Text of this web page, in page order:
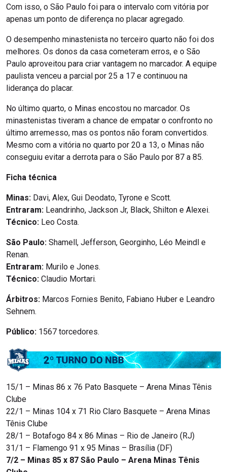
Com isso, o São Paulo foi para o intervalo com vitória por
apenas um ponto de diferença no placar agregado.
O desempenho minastenista no terceiro quarto não foi dos
melhores. Os donos da casa cometeram erros, e o São
Paulo aproveitou para criar vantagem no marcador. A equipe
paulista venceu a parcial por 25 a 17 e continuou na
liderança do placar.
No último quarto, o Minas encostou no marcador. Os
minastenistas tiveram a chance de empatar o confronto no
último arremesso, mas os pontos não foram convertidos.
Mesmo com a vitória no quarto por 20 a 13, o Minas não
conseguiu evitar a derrota para o São Paulo por 87 a 85.
Ficha técnica
Minas: Davi, Alex, Gui Deodato, Tyrone e Scott.
Entraram: Leandrinho, Jackson Jr, Black, Shilton e Alexei.
Técnico: Leo Costa.
São Paulo: Shamell, Jefferson, Georginho, Léo Meindl e
Renan.
Entraram: Murilo e Jones.
Técnico: Claudio Mortari.
Árbitros: Marcos Fornies Benito, Fabiano Huber e Leandro
Sehnem.
Público: 1567 torcedores.
15/1 – Minas 86 x 76 Pato Basquete – Arena Minas Tênis
Clube
22/1 – Minas 104 x 71 Rio Claro Basquete – Arena Minas
Tênis Clube
28/1 – Botafogo 84 x 86 Minas – Rio de Janeiro (RJ)
31/1 – Flamengo 91 x 95 Minas – Brasília (DF)
7/2 – Minas 85 x 87 São Paulo – Arena Minas Tênis